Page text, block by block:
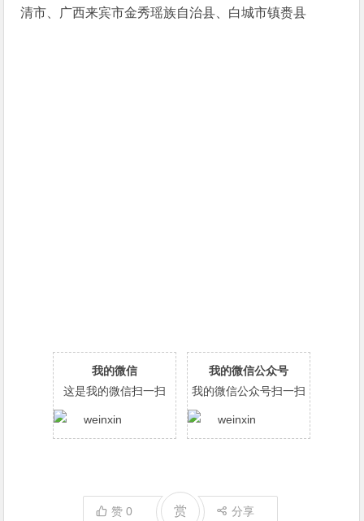
清市、广西来宾市金秀瑶族自治县、白城市镇赉县
我的微信
这是我的微信扫一扫
我的微信公众号
我的微信公众号扫一扫
赞0 赏 分享